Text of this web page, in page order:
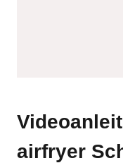
airfryer